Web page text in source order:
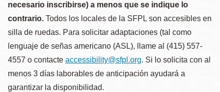
necesario inscribirse) a menos que se indique lo
contrario. Todos los locales de la SFPL son accesibles en
silla de ruedas. Para solicitar adaptaciones (tal como
lenguaje de señas americano (ASL), llame al (415) 557-
4557 o contacte accessibility@sfpl.org. Si lo solicita con al
menos 3 días laborables de anticipación ayudará a
garantizar la disponibilidad.